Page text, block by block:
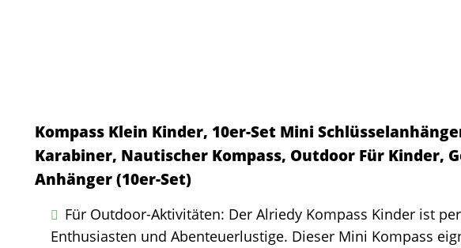
Kompass Klein Kinder, 10er-Set Mini
Karabiner, Nautischer Kompass, Outdoor Für Kinder,
Anhänger (10er-Set)
Für Outdoor-Aktivitäten: Der Alriedy Kompass Kinder ist
Enthusiasten und Abenteuerlustige. Dieser Mini Kompass